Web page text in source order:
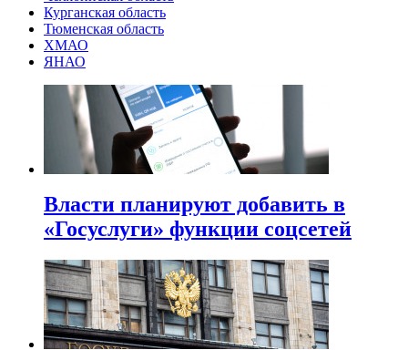
Курганская область
Тюменская область
ХМАО
ЯНАО
Власти планируют добавить в
«Госуслуги» функции соцсетей